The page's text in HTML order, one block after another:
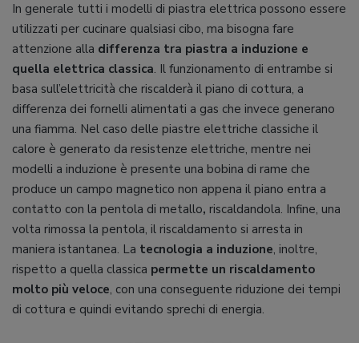
In generale tutti i modelli di piastra elettrica possono essere
utilizzati per cucinare qualsiasi cibo, ma bisogna fare
attenzione alla differenza tra piastra a induzione e
quella elettrica classica. Il funzionamento di entrambe si
basa sull’elettricità che riscalderà il piano di cottura, a
differenza dei fornelli alimentati a gas che invece generano
una fiamma. Nel caso delle piastre elettriche classiche il
calore è generato da resistenze elettriche, mentre nei
modelli a induzione è presente una bobina di rame che
produce un campo magnetico non appena il piano entra a
contatto con la pentola di metallo, riscaldandola. Infine, una
volta rimossa la pentola, il riscaldamento si arresta in
maniera istantanea. La tecnologia a induzione, inoltre,
rispetto a quella classica permette un riscaldamento
molto più veloce, con una conseguente riduzione dei tempi
di cottura e quindi evitando sprechi di energia.